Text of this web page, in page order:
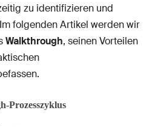
zu identifizieren und
folgenden Artikel werden wir
Walkthrough, seinen Vorteilen